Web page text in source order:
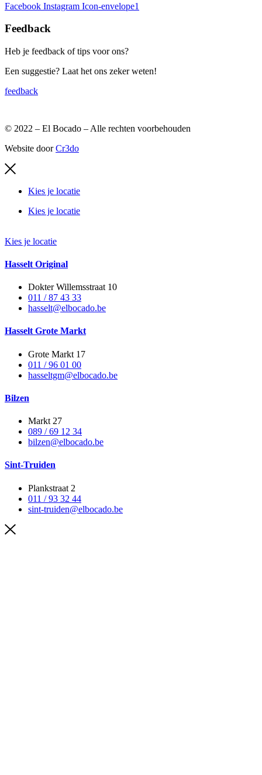
Facebook Instagram Icon-envelope1
Feedback
Heb je feedback of tips voor ons?
Een suggestie? Laat het ons zeker weten!
feedback
© 2022 – El Bocado – Alle rechten voorbehouden
Website doorCr3do
Kies je locatie
Kies je locatie
Kies je locatie
Hasselt Original
Dokter Willemsstraat 10
011 / 87 43 33
hasselt@elbocado.be
Hasselt Grote Markt
Grote Markt 17
011 / 96 01 00
hasseltgm@elbocado.be
Bilzen
Markt 27
089 / 69 12 34
bilzen@elbocado.be
Sint-Truiden
Plankstraat 2
011 / 93 32 44
sint-truiden@elbocado.be